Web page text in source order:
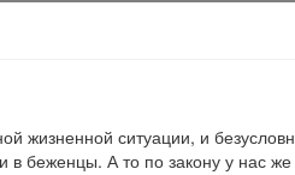
жизненной ситуации, и
беженцы. А то по закону у нас